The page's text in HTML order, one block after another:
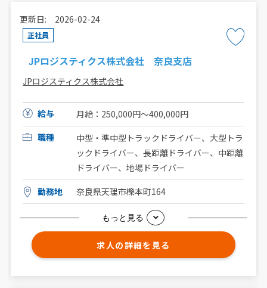
更新日: 2026-02-24
正社員
JPロジスティクス株式会社 奈良支店
JPロジスティクス株式会社
給与
月給：250,000円〜400,000円
職種
中型・準中型トラックドライバー、大型トラ
ックドライバー、長距離ドライバー、中距離
ドライバー、地場ドライバー
勤務地
奈良県天理市櫟本町164
もっと見る
求人の詳細を見る